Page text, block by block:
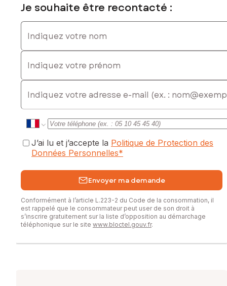
Je souhaite être recontacté :
Indiquez votre nom
Indiquez votre prénom
E-mail
J’ai lu et j’accepte la Politique de Protection des
Données Personnelles*
Envoyer ma demande
Conformément à l’article L.223-2 du Code de la consommation, il
est rappelé que le consommateur peut user de son droit à
s’inscrire gratuitement sur la liste d’opposition au démarchage
téléphonique sur le site www.bloctel.gouv.fr.